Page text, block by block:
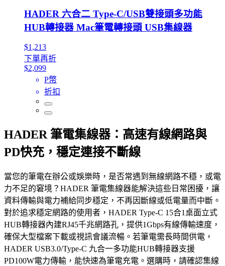
HADER 六合二 Type-C/USB雙接頭多功能
HUB轉接器 Mac筆電轉接頭 USB集線器
$1,213
下單再折
$2,099
P幣
折扣
HADER 筆電集線器：高速有線網路與
PD快充，穩定連接不斷線
當您的筆電在辦公或娛樂時，是否常遇到無線網路不穩，或電
力不足的窘境？HADER 筆電集線器能解決這些日常困擾，讓
資料傳輸與電力補給同步穩定，不再因斷線或低電量而中斷。
對於追求穩定網路的使用者，HADER Type-C 15合1桌面立式
HUB轉接器內建RJ45千兆網路孔，提供1Gbps有線傳輸速度，
確保大型檔案下載或視訊會議流暢。若筆電需長時間供電，
HADER USB3.0/Type-C 九合一多功能HUB轉接器支援
PD100W電力傳輸，能快速為筆電充電。選購時，請確認集線